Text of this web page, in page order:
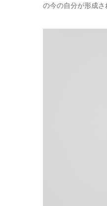
の今の自分が形成さ